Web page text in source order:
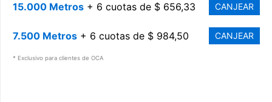
15.000 Metros + 6 cuotas de $ 656,33 CANJEAR
7.500 Metros + 6 cuotas de $ 984,50 CANJEAR
* Exclusivo para clientes de OCA